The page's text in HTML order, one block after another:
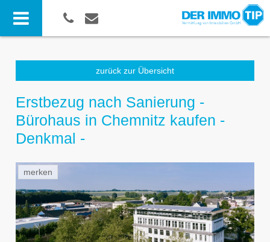
zurück zur Übersicht
Erstbezug nach Sanierung -
Bürohaus in Chemnitz kaufen -
Denkmal -
merken